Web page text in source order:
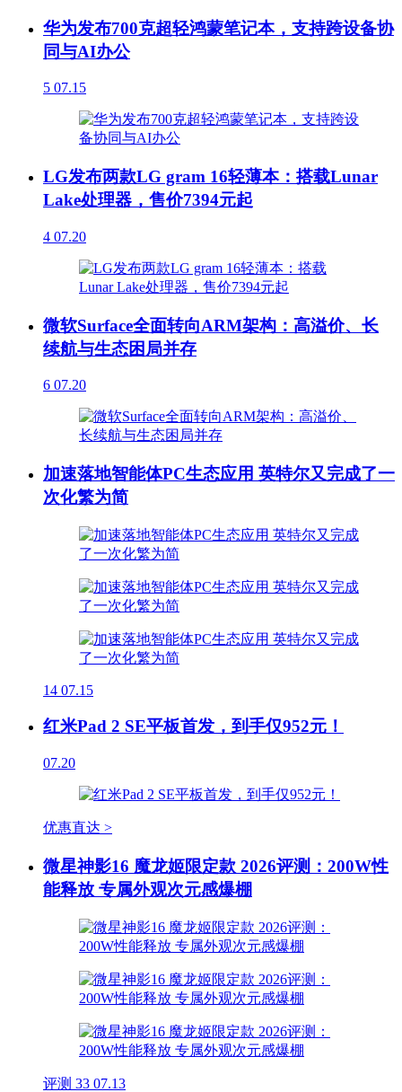
华为发布700克超轻鸿蒙笔记本，支持跨设备协
同与AI办公
5 07.15
LG发布两款LG gram 16轻薄本：搭载Lunar
Lake处理器，售价7394元起
4 07.20
微软Surface全面转向ARM架构：高溢价、长
续航与生态困局并存
6 07.20
加速落地智能体PC生态应用 英特尔又完成了一
次化繁为简
14 07.15
红米Pad 2 SE平板首发，到手仅952元！
07.20
优惠直达 >
微星神影16 魔龙姬限定款 2026评测：200W性
能释放 专属外观次元感爆棚
评测 33 07.13